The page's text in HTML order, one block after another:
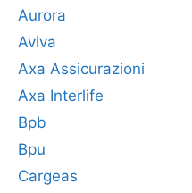
Aurora
Aviva
Axa Assicurazioni
Axa Interlife
Bpb
Bpu
Cargeas